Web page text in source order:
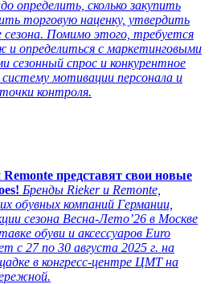
определить, сколько закупить
торговую наценку, утвердить
сезона. Помимо этого, требуется
и определиться с маркетинговыми
спрос и конкурентное
мотивации персонала и
контроля.
представят свои новые
Бренды Rieker и Remonte,
обувных компаний Германии,
сезона Весна-Лето’26 в Москве
обуви и аксессуаров Euro
c 27 по 30 августа 2025 г. на
в конгресс-центре ЦМТ на